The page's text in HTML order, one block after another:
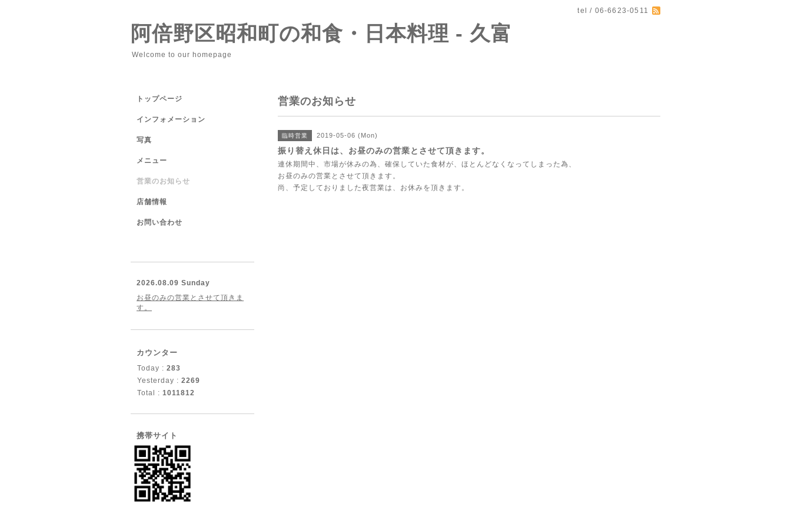
tel / 06-6623-0511
阿倍野区昭和町の和食・日本料理 - 久富
Welcome to our homepage
営業のお知らせ
臨時営業 2019-05-06 (Mon)
振り替え休日は、お昼のみの営業とさせて頂きます。
連休期間中、市場が休みの為、確保していた食材が、ほとんどなくなってしまった為、
お昼のみの営業とさせて頂きます。
尚、予定しておりました夜営業は、お休みを頂きます。
トップページ
インフォメーション
写真
メニュー
営業のお知らせ
店舗情報
お問い合わせ
2026.08.09 Sunday
お昼のみの営業とさせて頂きま
す。
カウンター
Today : 283
Yesterday : 2269
Total : 1011812
携帯サイト